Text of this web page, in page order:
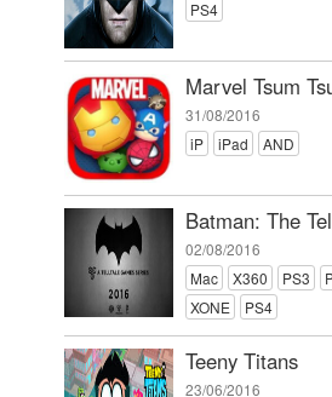
PS4
Marvel Tsum
31/08/2016
iP
iPad AND
Batman: The
02/08/2016
Mac
X360 PS3
XONE
PS4
Teeny Titans
23/06/2016